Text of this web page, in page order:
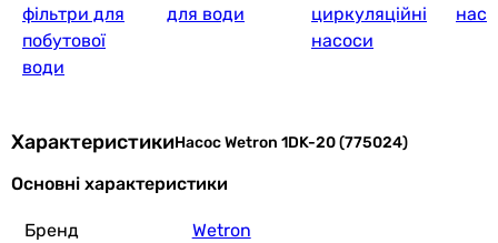
фільтри для
побутової
води
для води
циркуляційні
насоси
ХарактеристикиНасос Wetron 1DK-20 (775024)
Основні характеристики
Бренд Wetron